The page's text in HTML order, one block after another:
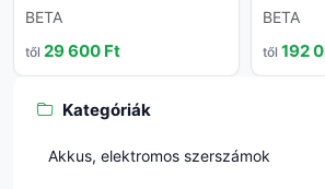
BETA
től 29 600 Ft
BETA
től 192
Kategóriák
Akkus, elektromos szerszámok